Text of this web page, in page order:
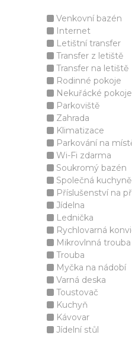
Venkovní bazén
Internet
Letištní transfer
Transfer z letiště
Transfer na letiště
Rodinné pokoje
Nekuřácké pokoje
Parkoviště
Zahrada
Klimatizace
Parkování na
Wi-Fi zdarma
Soukromý bazén
Společná kuchyně
Příslušenství na
Jídelna
Lednička
Rychlovarná
Mikrovlnná trouba
Trouba
Myčka na nádobí
Varná deska
Toustovač
Kuchyň
Kávovar
Jídelní stůl